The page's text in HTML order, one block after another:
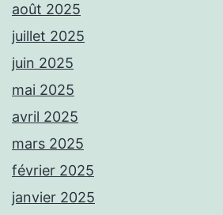
août 2025
juillet 2025
juin 2025
mai 2025
avril 2025
mars 2025
février 2025
janvier 2025